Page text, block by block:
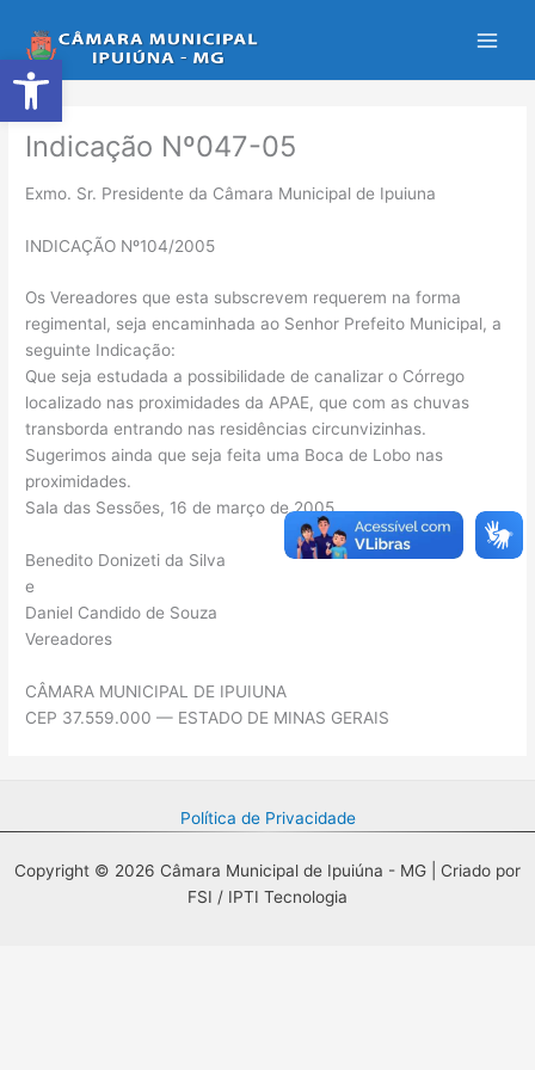
Abrir a barra de ferramentas
para
o
conteúdo
Indicação Nº047-05
Exmo. Sr. Presidente da Câmara Municipal de Ipuiuna
INDICAÇÃO Nº104/2005
Os Vereadores que esta subscrevem requerem na forma
regimental, seja encaminhada ao Senhor Prefeito Municipal, a
seguinte Indicação:
Que seja estudada a possibilidade de canalizar o Córrego
localizado nas proximidades da APAE, que com as chuvas
transborda entrando nas residências circunvizinhas.
Sugerimos ainda que seja feita uma Boca de Lobo nas
proximidades.
Sala das Sessões, 16 de março de 2005.
Benedito Donizeti da Silva
e
Daniel Candido de Souza
Vereadores
CÂMARA MUNICIPAL DE IPUIUNA
CEP 37.559.000 — ESTADO DE MINAS GERAIS
Política de Privacidade
Copyright © 2026 Câmara Municipal de Ipuiúna - MG | Criado por
FSI / IPTI Tecnologia